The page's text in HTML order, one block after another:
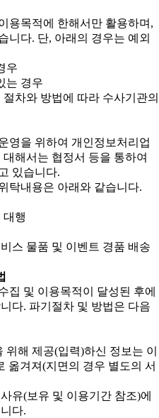
용목적에 한해서만 활용하며,
니다. 단, 아래의 경우는 예외
우
는 경우
차와 방법에 따라 수사기관의
영을 위하여 개인정보처리업
해서는 협정서 등을 통하여
있습니다.
탁내용은 아래와 같습니다.
대행
스 물품 및 이벤트 경품 배송
집 및 이용목적이 달성된 후에
다. 파기절차 및 방법은 다음
해 제공(입력)하신 정보는 이
옮겨져(지면의 경우 별도의 서
유(보유 및 이용기간 참조)에
다.